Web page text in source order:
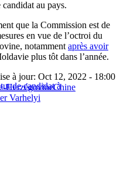
au pays.
que la Commission est de
en vue de l’octroi du
notamment après avoir
plus tôt dans l’année.
de candidat à
à jour: Oct 12, 2022 - 18:00
HerzégovineChine
Varhelyi